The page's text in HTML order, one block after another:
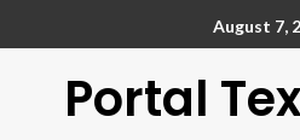
August 7,
Portal